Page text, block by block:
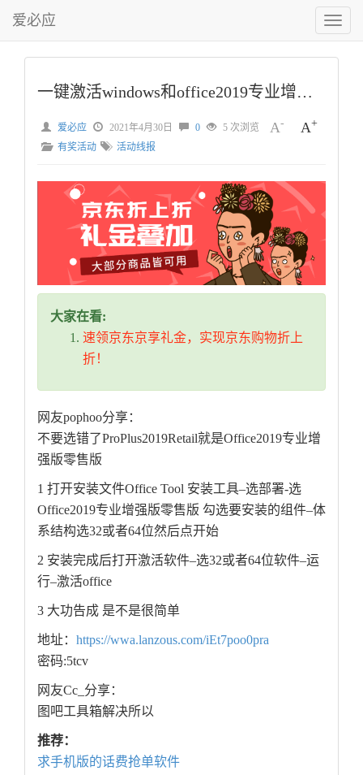
切
换
菜
爱必应
一键激活windows和office2019专业增强版零售版
A- A+
爱必应 2021年4月30日 0
5 次浏览
有奖活动
活动线报
大家在看:
速领京东京享礼金，实现京东购物折上
折！
网友pophoo分享：
不要选错了ProPlus2019Retail就是Office2019专业增
强版零售版
1 打开安装文件Office Tool 安装工具–选部署-选
Office2019专业增强版零售版 勾选要安装的组件–体
系结构选32或者64位然后点开始
2 安装完成后打开激活软件–选32或者64位软件–运
行–激活office
3 大功告成 是不是很简单
地址： https://wwa.lanzous.com/iEt7poo0pra
密码:5tcv
网友Cc_分享：
图吧工具箱解决所以
推荐：
求手机版的话费抢单软件